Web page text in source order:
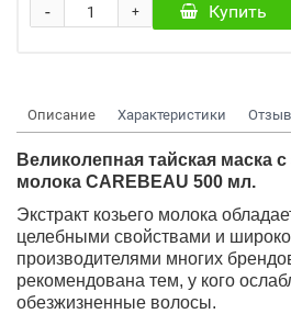
+
- Купить
Описание Характеристики
Великолепная тайская маска
молока CAREBEAU 500 мл.
Экстракт козьего молока
целебными свойствами и
производителями многих
рекомендована тем, у кого
обезжизненные волосы.